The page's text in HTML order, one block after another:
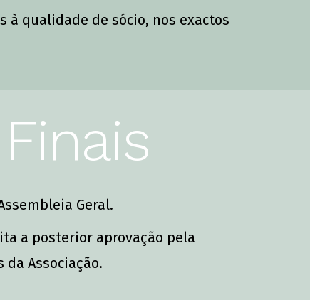
qualidade de sócio, nos exactos
Geral.
a posterior aprovação pela
Associação.